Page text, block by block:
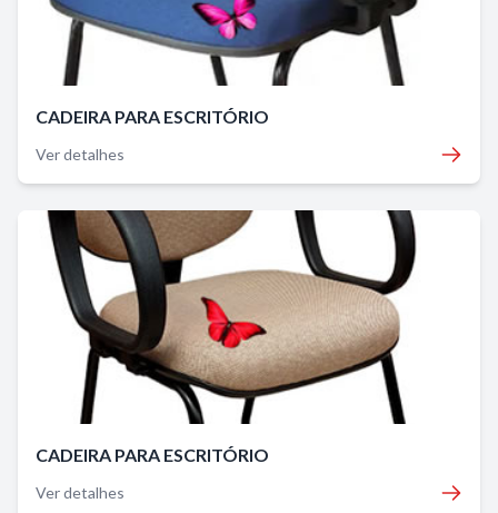
CADEIRA PARA ESCRITÓRIO
Ver detalhes
CADEIRA PARA ESCRITÓRIO
Ver detalhes